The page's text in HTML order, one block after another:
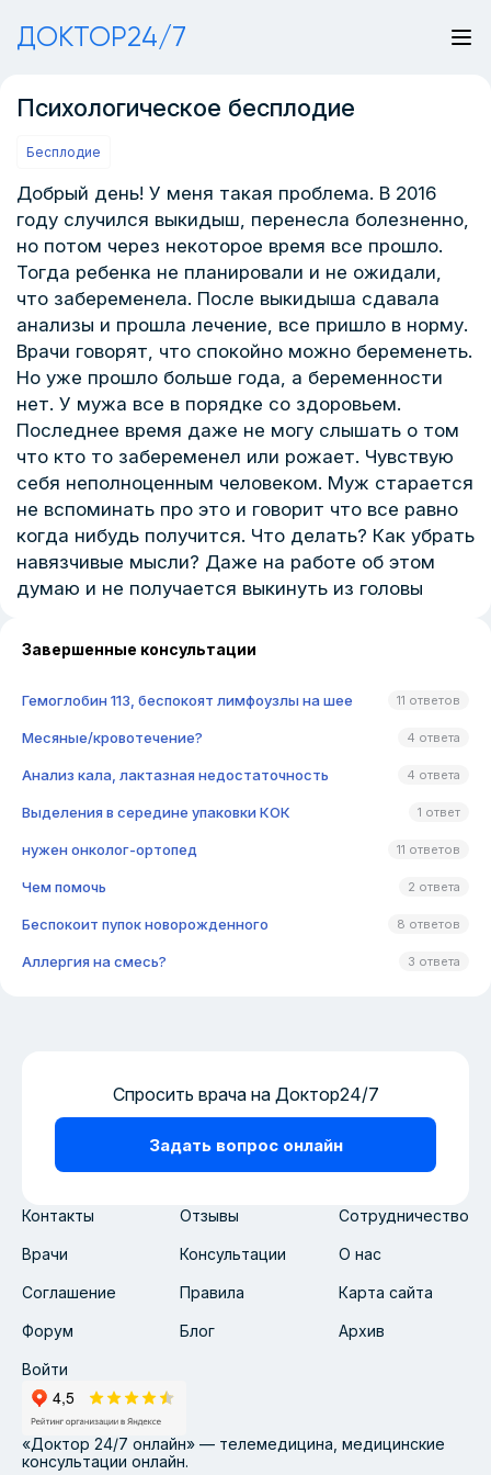
ДОКТОР24/7
Психологическое бесплодие
Бесплодие
Добрый день! У меня такая проблема. В 2016
году случился выкидыш, перенесла болезненно,
но потом через некоторое время все прошло.
Тогда ребенка не планировали и не ожидали,
что забеременела. После выкидыша сдавала
анализы и прошла лечение, все пришло в норму.
Врачи говорят, что спокойно можно беременеть.
Но уже прошло больше года, а беременности
нет. У мужа все в порядке со здоровьем.
Последнее время даже не могу слышать о том
что кто то забеременел или рожает. Чувствую
себя неполноценным человеком. Муж старается
не вспоминать про это и говорит что все равно
когда нибудь получится. Что делать? Как убрать
навязчивые мысли? Даже на работе об этом
думаю и не получается выкинуть из головы
Завершенные консультации
Гемоглобин 113, беспокоят лимфоузлы на шее 11 ответов
Месяные/кровотечение? 4 ответа
Анализ кала, лактазная недостаточность 4 ответа
Выделения в середине упаковки КОК 1 ответ
нужен онколог-ортопед 11 ответов
Чем помочь 2 ответа
Беспокоит пупок новорожденного 8 ответов
Аллергия на смесь? 3 ответа
Контакты Отзывы Сотрудничество
Врачи Консультации О нас
Соглашение Правила Карта сайта
Форум Блог Архив
Войти
Спросить врача на Доктор24/7
Задать вопрос онлайн
«Доктор 24/7 онлайн» — телемедицина, медицинские
консультации онлайн.